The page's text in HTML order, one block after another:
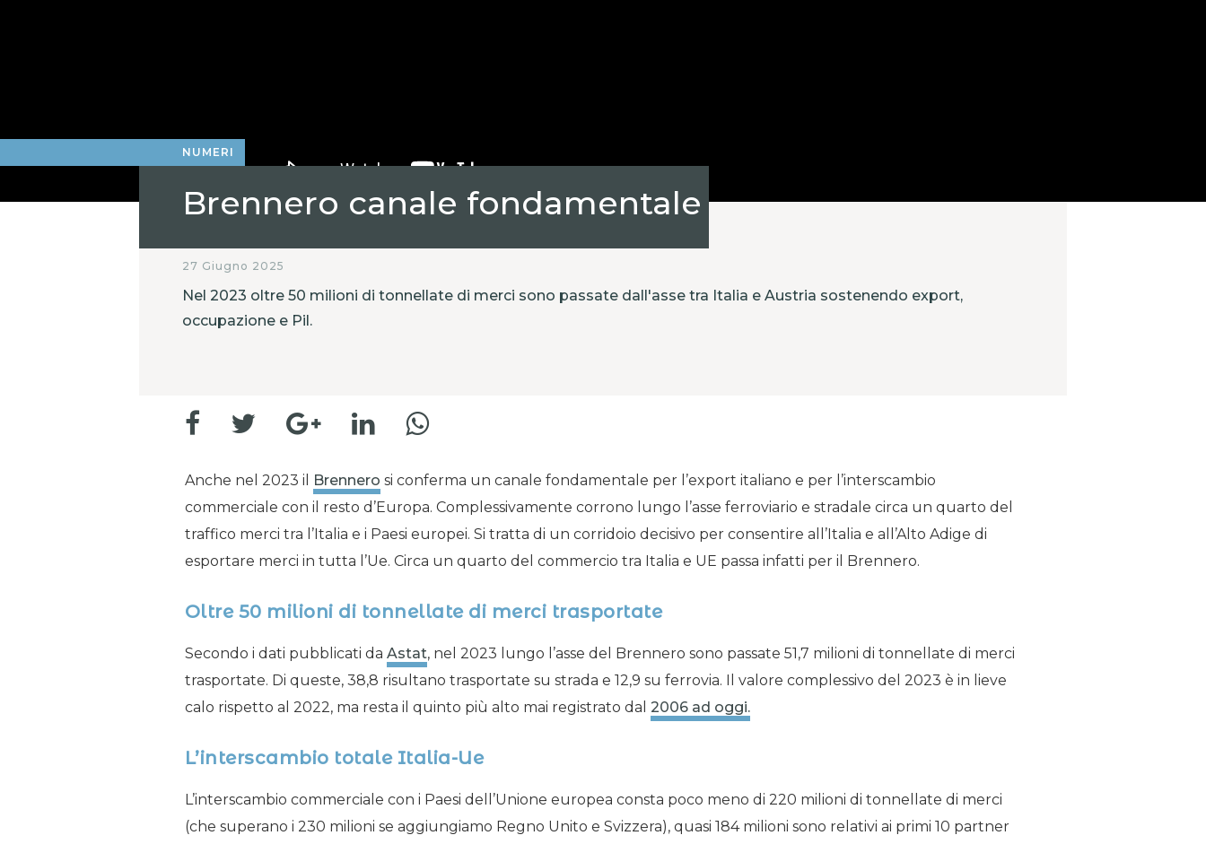
NUMERI
Brennero canale fondamentale
27 Giugno 2025
Nel 2023 oltre 50 milioni di tonnellate di merci sono passate dall'asse tra Italia e Austria sostenendo export,
occupazione e Pil.
Anche nel 2023 il Brennero si conferma un canale fondamentale per l’export italiano e per l’interscambio
commerciale con il resto d’Europa. Complessivamente corrono lungo l’asse ferroviario e stradale circa un quarto del
traffico merci tra l’Italia e i Paesi europei. Si tratta di un corridoio decisivo per consentire all’Italia e all’Alto Adige di
esportare merci in tutta l’Ue. Circa un quarto del commercio tra Italia e UE passa infatti per il Brennero.
Oltre 50 milioni di tonnellate di merci trasportate
Secondo i dati pubblicati da Astat, nel 2023 lungo l’asse del Brennero sono passate 51,7 milioni di tonnellate di merci
trasportate. Di queste, 38,8 risultano trasportate su strada e 12,9 su ferrovia. Il valore complessivo del 2023 è in lieve
calo rispetto al 2022, ma resta il quinto più alto mai registrato dal 2006 ad oggi.
L’interscambio totale Italia-Ue
L’interscambio commerciale con i Paesi dell’Unione europea consta poco meno di 220 milioni di tonnellate di merci
(che superano i 230 milioni se aggiungiamo Regno Unito e Svizzera), quasi 184 milioni sono relativi ai primi 10 partner